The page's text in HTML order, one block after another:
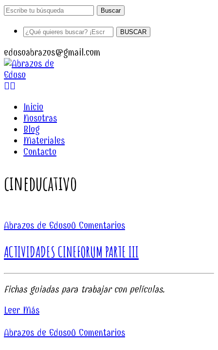
Buscar
BUSCAR
edusoabrazos@gmail.com
Facebook
Inicio
Nosotras
Blog
Materiales
Contacto
cineducativo
Abrazos de Eduso0 Comentarios
ACTIVIDADES CINEFORUM PARTE III
Fichas guiadas para trabajar con películas.
Leer Más
Abrazos de Eduso0 Comentarios